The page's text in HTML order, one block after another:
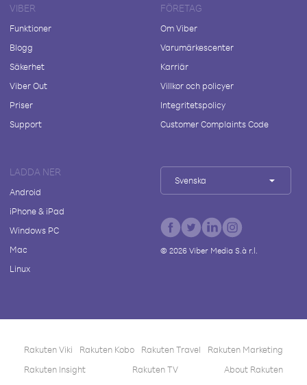
VIBER
Funktioner
Blogg
Säkerhet
Viber Out
Priser
Support
FÖRETAG
Om Viber
Varumärkescenter
Karriär
Villkor och policyer
Integritetspolicy
Customer Complaints Code
LADDA NER
Android
iPhone & iPad
Windows PC
Mac
Linux
Svenska
© 2026Viber Media S.à r.l.
Rakuten Viki Rakuten Kobo Rakuten Travel
Rakuten Marketing
Rakuten Insight
Rakuten TV About Rakuten